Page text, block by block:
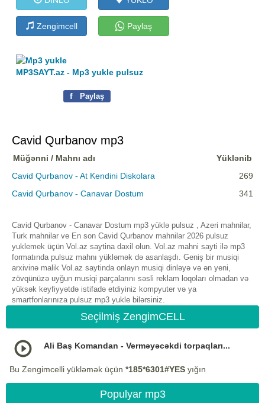
Zengimcell Paylaş
MP3SAYT.az - Mp3 yukle pulsuz
f Paylaş
Cavid Qurbanov mp3
Müğənni / Mahnı adı
Yüklənib
Cavid Qurbanov - At Kendini Diskolara
269
Cavid Qurbanov - Canavar Dostum
341
Cavid Qurbanov - Canavar Dostum mp3 yüklə pulsuz , Azeri mahnilar,
Turk mahnilar ve En son Cavid Qurbanov mahnilar 2026 pulsuz
yuklemek üçün Vol.az saytina daxil olun. Vol.az mahni sayti ilə mp3
formatında pulsuz mahnı yükləmək də asanlaşdı. Geniş bir musiqi
arxivinə malik Vol.az saytinda onlayn musiqi dinləyə və ən yeni,
zövqünüzə uyğun musiqi parçalarını səsli reklam loqoları olmadan və
yüksək keyfiyyətdə istifadə etdiyiniz kompyuter və ya
smartfonlarınıza pulsuz mp3 yukle bilərsiniz.
Seçilmiş ZengimCELL
Ali Baş Komandan - Verməyəcəkdi torpaqları...
Bu Zengimcelli yükləmək üçün *185*6301#YES yığın
Populyar mp3